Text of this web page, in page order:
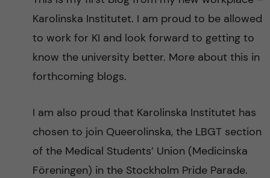
c
h
f
e
l
d
n
u
Karolinska Institutet. I am proud to be allowed
to work for KI and look forward to getting to
know the university better. More about this in
forthcoming blogs.
I am also proud that Karolinska Institutet has
chosen to join Queerolinska, the LBGT section
of the Medical Students’ Union (Medicinska
Föreningen) in the Stockholm Pride Parade.